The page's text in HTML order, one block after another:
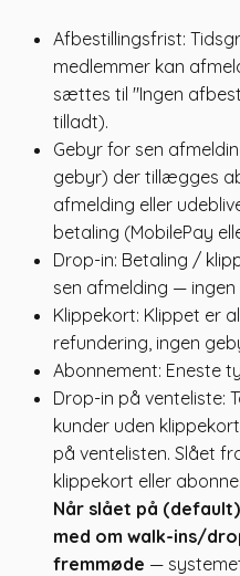
Afbestillingsfrist:
medlemmer kan
sættes til "Ingen
tilladt).
Gebyr for sen
gebyr) der tillægges
afmelding eller
betaling (MobilePay
Drop-in: Betaling /
sen afmelding — ingen
Klippekort: Klippet er
refundering, ingen
Abonnement: Eneste
Drop-in på venteliste:
kunder uden
på ventelisten. Slået
klippekort eller
Når slået på
med om walk-ins/
fremmøde —